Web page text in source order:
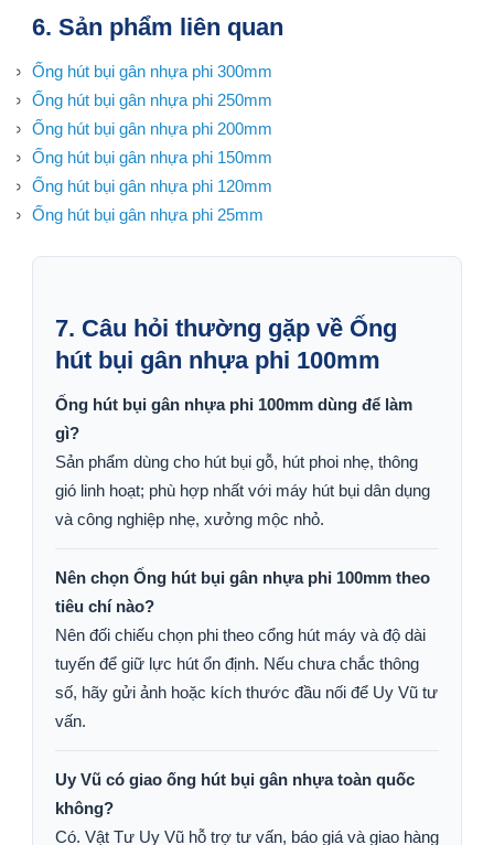
6. Sản phẩm liên quan
Ống hút bụi gân nhựa phi 300mm
Ống hút bụi gân nhựa phi 250mm
Ống hút bụi gân nhựa phi 200mm
Ống hút bụi gân nhựa phi 150mm
Ống hút bụi gân nhựa phi 120mm
Ống hút bụi gân nhựa phi 25mm
7. Câu hỏi thường gặp về Ống
hút bụi gân nhựa phi 100mm
Ống hút bụi gân nhựa phi 100mm dùng để làm
gì?
Sản phẩm dùng cho hút bụi gỗ, hút phoi nhẹ, thông
gió linh hoạt; phù hợp nhất với máy hút bụi dân dụng
và công nghiệp nhẹ, xưởng mộc nhỏ.
Nên chọn Ống hút bụi gân nhựa phi 100mm theo
tiêu chí nào?
Nên đối chiếu chọn phi theo cổng hút máy và độ dài
tuyến để giữ lực hút ổn định. Nếu chưa chắc thông
số, hãy gửi ảnh hoặc kích thước đầu nối để Uy Vũ tư
vấn.
Uy Vũ có giao ống hút bụi gân nhựa toàn quốc
không?
Có. Vật Tư Uy Vũ hỗ trợ tư vấn, báo giá và giao hàng